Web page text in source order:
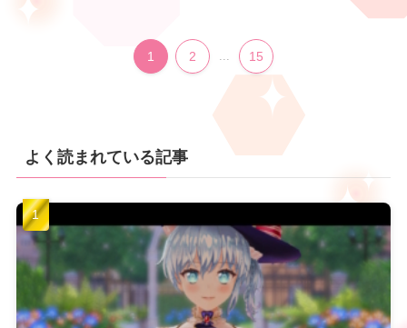
1 2 ... 15
よく読まれている記事